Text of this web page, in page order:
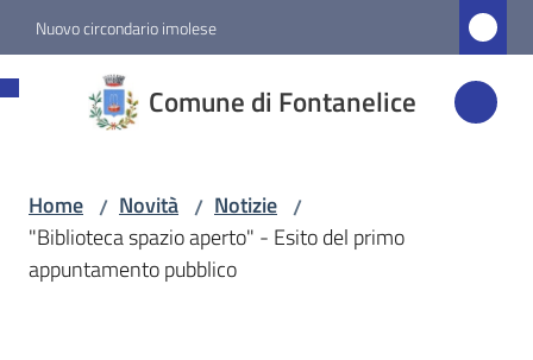
Vai al contenuto
Vai alla navigazione
Vai al footer
Nuovo circondario imolese
Comune di Fontanelice
Fontanelice
Amministrazione
Novità
Home / Novità / Notizie /
"Biblioteca spazio aperto" - Esito del primo
appuntamento pubblico